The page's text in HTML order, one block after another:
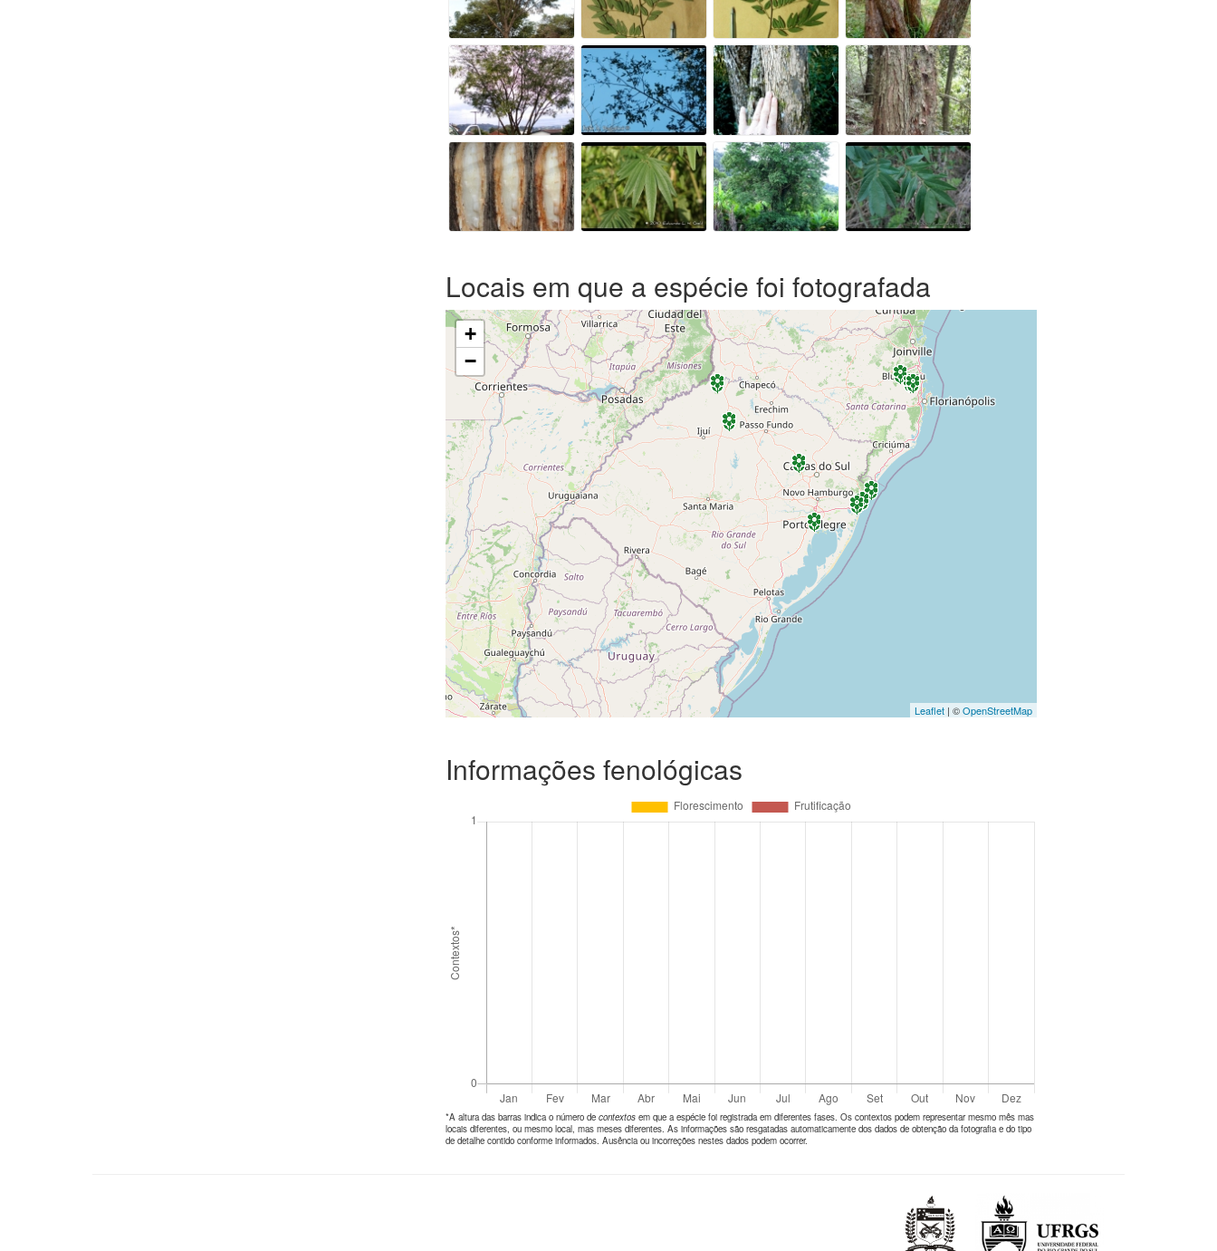
Locais em que a espécie foi fotografada
+
−
Leaflet| ©OpenStreetMap
Informações fenológicas
*A altura das barras indica o número de contextos em que a espécie foi registrada em diferentes fases. Os contextos podem representar mesmo mês mas
locais diferentes, ou mesmo local, mas meses diferentes. As informações são resgatadas automaticamente dos dados de obtenção da fotografia e do tipo
de detalhe contido conforme informados. Ausência ou incorreções nestes dados podem ocorrer.